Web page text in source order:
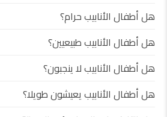
هل أطفال الأنابيب حرام؟
هل أطفال الأنابيب طبيعيين؟
هل أطفال الأنابيب لا ينجبون؟
هل أطفال الأنابيب يعيشون طويلا؟